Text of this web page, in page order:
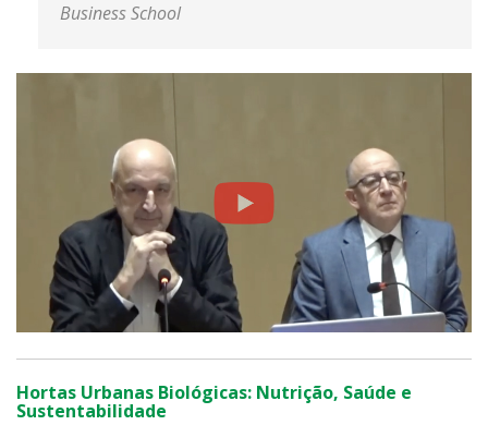
Business School
Hortas Urbanas Biológicas: Nutrição, Saúde e
Sustentabilidade